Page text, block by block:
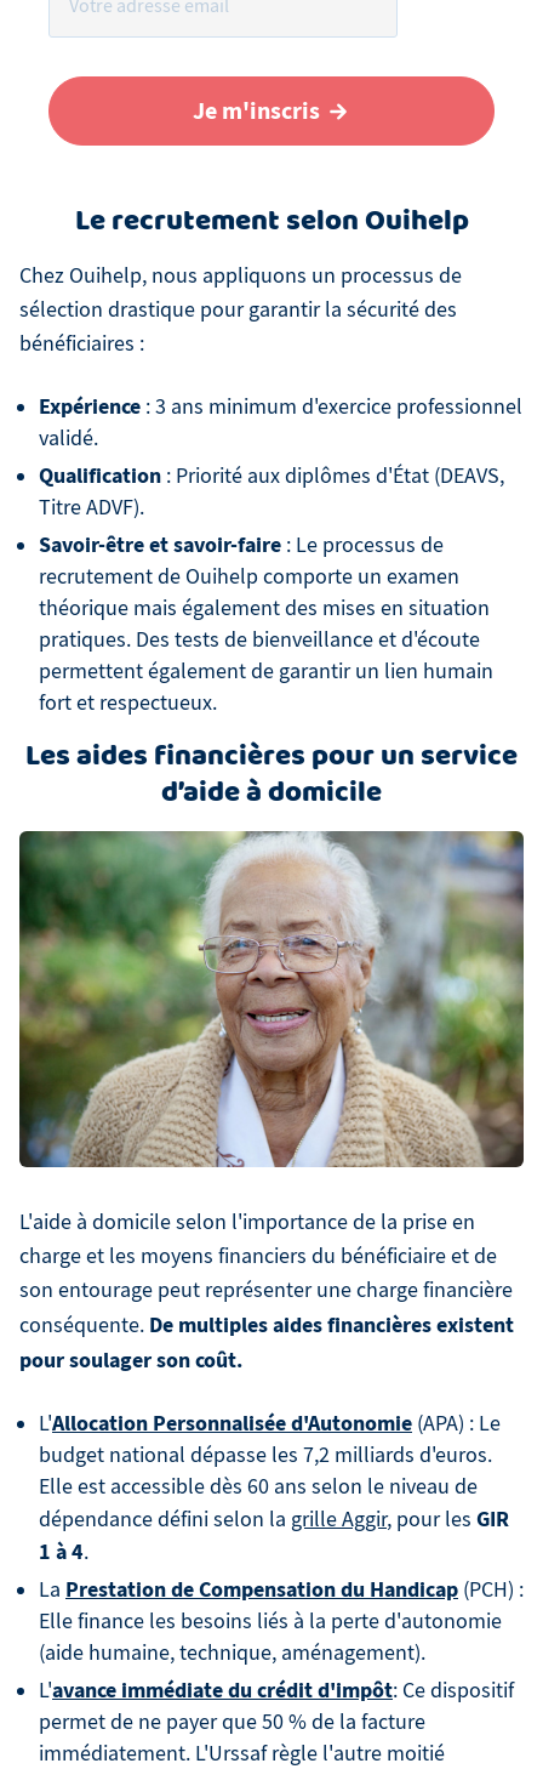
Je m'inscris
Le recrutement selon Ouihelp
Chez Ouihelp, nous appliquons un processus de
sélection drastique pour garantir la sécurité des
bénéficiaires :
Expérience : 3 ans minimum d'exercice professionnel
validé.
Qualification : Priorité aux diplômes d'État (DEAVS,
Titre ADVF).
Savoir-être et savoir-faire : Le processus de
recrutement de Ouihelp comporte un examen
théorique mais également des mises en situation
pratiques. Des tests de bienveillance et d'écoute
permettent également de garantir un lien humain
fort et respectueux.
Les aides financières pour un service
d’aide à domicile
L'aide à domicile selon l'importance de la prise en
charge et les moyens financiers du bénéficiaire et de
son entourage peut représenter une charge financière
conséquente. De multiples aides financières existent
pour soulager son coût.
L'Allocation Personnalisée d'Autonomie (APA) : Le
budget national dépasse les 7,2 milliards d'euros.
Elle est accessible dès 60 ans selon le niveau de
dépendance défini selon la grille Aggir, pour les GIR
1 à 4.
La Prestation de Compensation du Handicap (PCH) :
Elle finance les besoins liés à la perte d'autonomie
(aide humaine, technique, aménagement).
L'avance immédiate du crédit d'impôt: Ce dispositif
permet de ne payer que 50 % de la facture
immédiatement. L'Urssaf règle l'autre moitié